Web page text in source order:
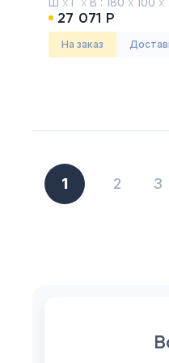
Дуб скандинавский
27 071 Р
На заказ
1 2 3